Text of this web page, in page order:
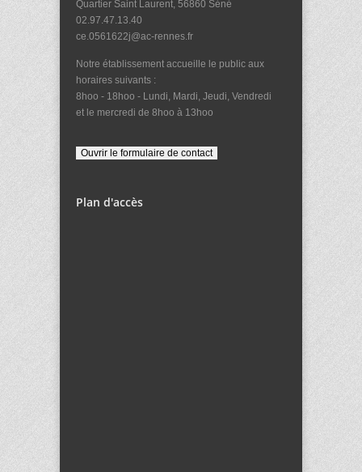
Quartier Saint Laurent, 56860 Séné
02.97.47.13.40
ce.0561622j@ac-rennes.fr
Notre établissement accueille le public aux
horaires suivants :
8hoo - 18hoo - Lundi, Mardi, Jeudi, Vendredi
et le mercredi de 8hoo à 13hoo
Plan d'accès